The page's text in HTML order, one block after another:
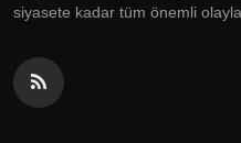
siyasete kadar tüm önemli